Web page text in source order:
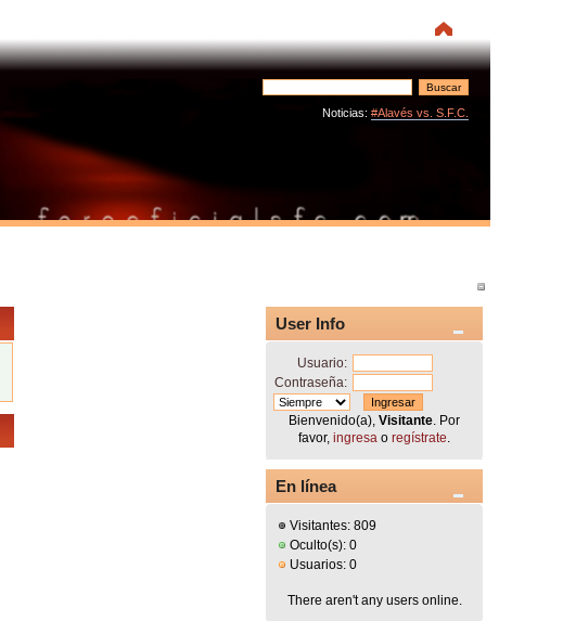
Noticias: #Alavés vs. S.F.C.
User Info
Usuario:
Contraseña:
Bienvenido(a),Visitante . Por
favor,ingresa oregístrate
En línea
Visitantes: 809
Oculto(s): 0
Usuarios: 0
There aren't any users online.